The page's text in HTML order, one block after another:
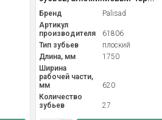
Бренд
Palisad
Артикул
производителя
61806
Тип зубьев
плоский
Длина, мм
1750
Ширина
рабочей части,
мм
620
Количество
зубьев
27